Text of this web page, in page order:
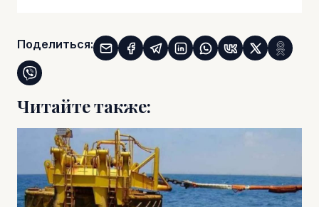
Поделиться:
Читайте также: